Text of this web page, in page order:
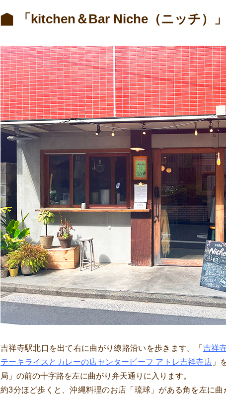
「kitchen＆Bar Niche（ニッチ）
吉祥寺駅北口を出て右に曲がり線路沿いを歩きます。 「 吉祥
テーキライスとカレーの店センタービーフ アトレ吉祥寺店 」
局」の前の十字路を左に曲がり弁天通りに入ります。
約3分ほど歩くと、沖縄料理のお店「琉球」がある角を左に